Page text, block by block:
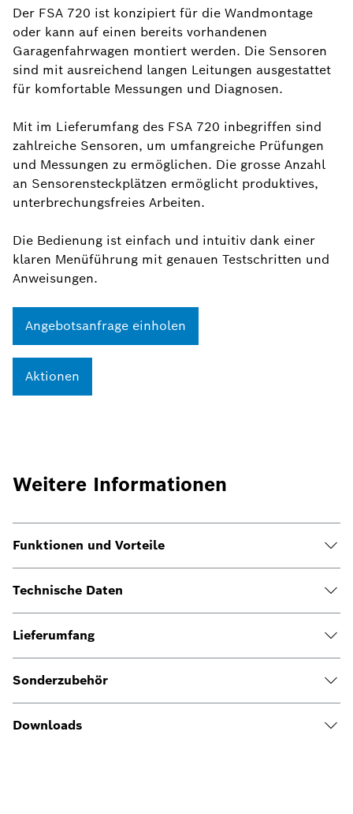
Der FSA 720 ist konzipiert für die Wandmontage
oder kann auf einen bereits vorhandenen
Garagenfahrwagen montiert werden. Die Sensoren
sind mit ausreichend langen Leitungen ausgestattet
für komfortable Messungen und Diagnosen.
Mit im Lieferumfang des FSA 720 inbegriffen sind
zahlreiche Sensoren, um umfangreiche Prüfungen
und Messungen zu ermöglichen. Die grosse Anzahl
an Sensorensteckplätzen ermöglicht produktives,
unterbrechungsfreies Arbeiten.
Die Bedienung ist einfach und intuitiv dank einer
klaren Menüführung mit genauen Testschritten und
Anweisungen.
Angebotsanfrage einholen
Aktionen
Weitere Informationen
Funktionen und Vorteile
Technische Daten
Lieferumfang
Sonderzubehör
Downloads